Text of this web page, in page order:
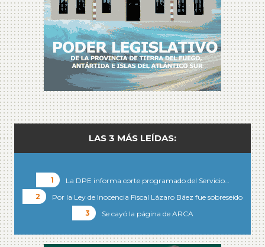
LAS 3 MÁS LEÍDAS:
La DPE informa corte programado del Servicio…
Por la Ley de Inocencia Fiscal Lázaro Báez fue sobreseído
Se cayó la página de ARCA